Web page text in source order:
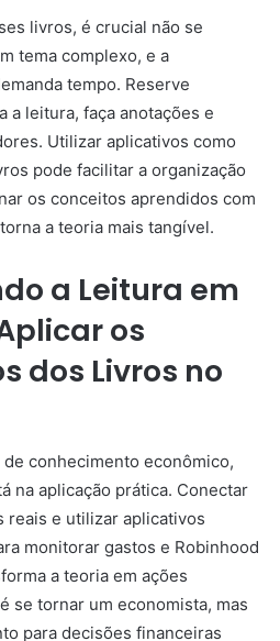
livros, é crucial não se
tema complexo, e a
tempo. Reserve
a leitura, faça anotações e
Utilizar aplicativos como
pode facilitar a organização
os conceitos aprendidos com
a teoria mais tangível.
a Leitura em
os
dos Livros no
conhecimento econômico,
na aplicação prática. Conectar
reais e utilizar aplicativos
monitorar gastos e Robinhood
a teoria em ações
se tornar um economista, mas
para decisões financeiras